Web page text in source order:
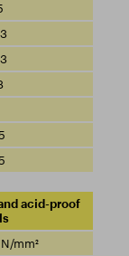
acid-proof
mm²